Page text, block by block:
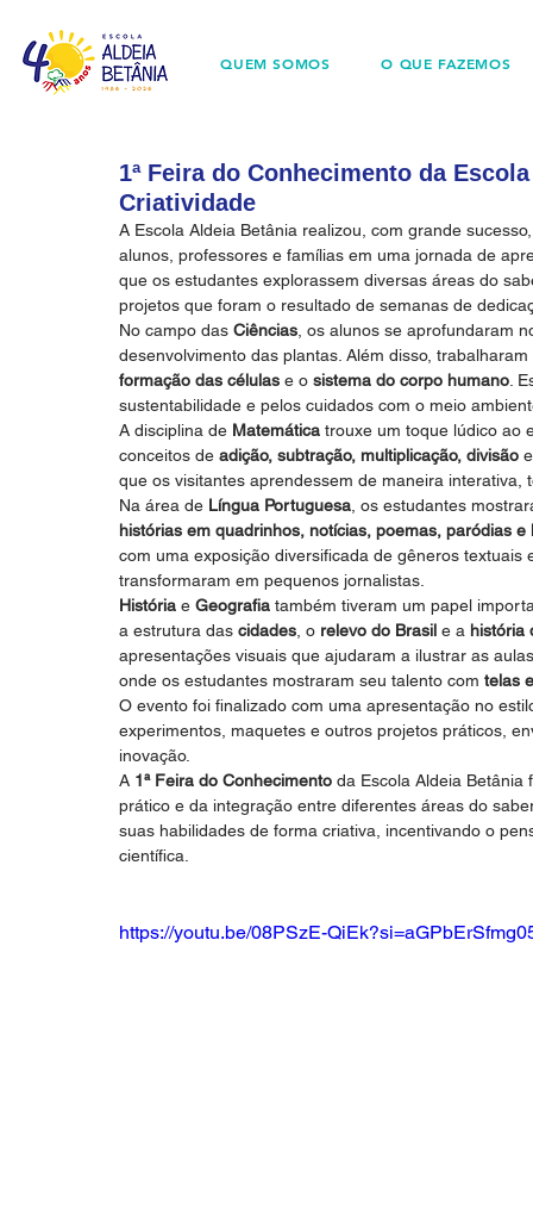
QUEM SOMOS O QUE FAZEMOS
1ª Feira do Conhecimento da
Criatividade
A Escola Aldeia Betânia realizou, com grande
alunos, professores e famílias em uma jornada de
que os estudantes explorassem diversas áreas do
projetos que foram o resultado de semanas de
No campo das Ciências , os alunos se aprofundaram
desenvolvimento das plantas. Além disso,
formação das células e o sistema do corpo humano .
sustentabilidade e pelos cuidados com o meio
A disciplina de Matemática trouxe um toque lúdico ao
conceitos de adição, subtração, multiplicação, divisão
que os visitantes aprendessem de maneira
Na área de Língua Portuguesa , os estudantes
histórias em quadrinhos, notícias, poemas, paródias e
com uma exposição diversificada de gêneros textuais
transformaram em pequenos jornalistas.
História e Geografia também tiveram um papel
a estrutura das cidades , o relevo do Brasil e a história
apresentações visuais que ajudaram a ilustrar as
onde os estudantes mostraram seu talento com telas
O evento foi finalizado com uma apresentação no
experimentos, maquetes e outros projetos práticos,
inovação.
A 1ª Feira do Conhecimento da Escola Aldeia
prático e da integração entre diferentes áreas do
suas habilidades de forma criativa, incentivando o
científica.
https://youtu.be/08PSzE-